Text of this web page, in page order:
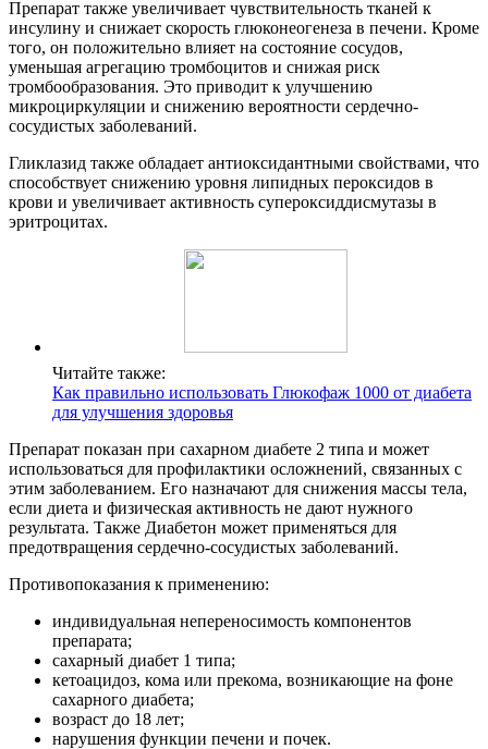
Препарат также увеличивает чувствительность тканей к
инсулину и снижает скорость глюконеогенеза в печени. Кроме
того, он положительно влияет на состояние сосудов,
уменьшая агрегацию тромбоцитов и снижая риск
тромбообразования. Это приводит к улучшению
микроциркуляции и снижению вероятности сердечно-
сосудистых заболеваний.
Гликлазид также обладает антиоксидантными свойствами, что
способствует снижению уровня липидных пероксидов в
крови и увеличивает активность супероксиддисмутазы в
эритроцитах.
Читайте также:
Как правильно использовать Глюкофаж 1000 от диабета
для улучшения здоровья
Препарат показан при сахарном диабете 2 типа и может
использоваться для профилактики осложнений, связанных с
этим заболеванием. Его назначают для снижения массы тела,
если диета и физическая активность не дают нужного
результата. Также Диабетон может применяться для
предотвращения сердечно-сосудистых заболеваний.
Противопоказания к применению:
индивидуальная непереносимость компонентов
препарата;
сахарный диабет 1 типа;
кетоацидоз, кома или прекома, возникающие на фоне
сахарного диабета;
возраст до 18 лет;
нарушения функции печени и почек.